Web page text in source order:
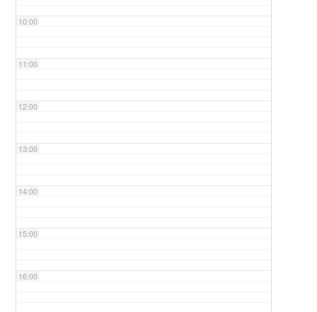
10:00
11:00
12:00
13:00
14:00
15:00
16:00